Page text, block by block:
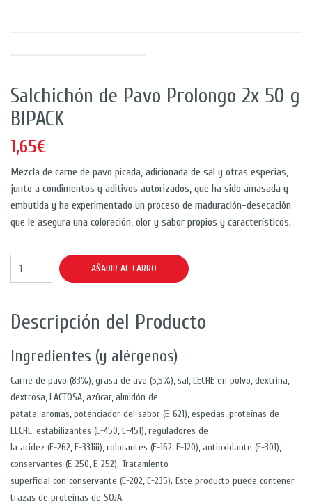
Salchichón de Pavo Prolongo 2x 50 g
BIPACK
1,65€
Mezcla de carne de pavo picada, adicionada de sal y otras especias,
junto a condimentos y aditivos autorizados, que ha sido amasada y
embutida y ha experimentado un proceso de maduración-desecación
que le asegura una coloración, olor y sabor propios y característicos.
AÑADIR AL CARRO
Descripción del Producto
Ingredientes (y alérgenos)
Carne de pavo (83%), grasa de ave (5,5%), sal, LECHE en polvo, dextrina,
dextrosa, LACTOSA, azúcar, almidón de
patata, aromas, potenciador del sabor (E-621), especias, proteínas de
LECHE, estabilizantes (E-450, E-451), reguladores de
la acidez (E-262, E-331iii), colorantes (E-162, E-120), antioxidante (E-301),
conservantes (E-250, E-252). Tratamiento
superficial con conservante (E-202, E-235). Este producto puede contener
trazas de proteínas de SOJA.